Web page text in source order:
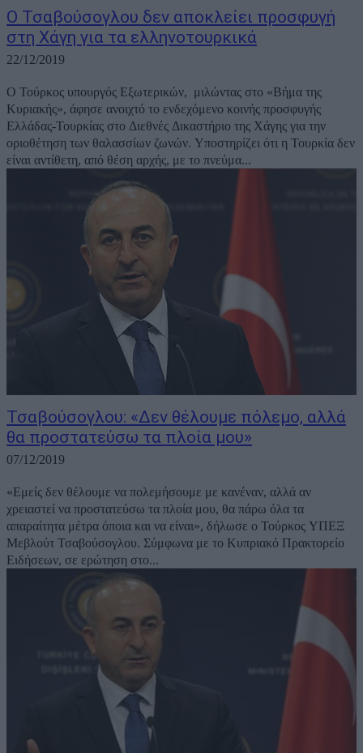
Ο Τσαβούσογλου δεν αποκλείει προσφυγή
στη Χάγη για τα ελληνοτουρκικά
22/12/2019
Ο Τούρκος υπουργός Εξωτερικών, μιλώντας στο «Βήμα της
Κυριακής», άφησε ανοιχτό το ενδεχόμενο κοινής προσφυγής
Ελλάδας-Τουρκίας στο Διεθνές Δικαστήριο της Χάγης για την
οριοθέτηση των θαλασσίων ζωνών. Υποστηρίζει ότι η Τουρκία δεν
είναι αντίθετη, από θέση αρχής, με το πνεύμα...
Τσαβούσογλου: «Δεν θέλουμε πόλεμο, αλλά
θα προστατεύσω τα πλοία μου»
07/12/2019
«Εμείς δεν θέλουμε να πολεμήσουμε με κανέναν, αλλά αν
χρειαστεί να προστατεύσω τα πλοία μου, θα πάρω όλα τα
απαραίτητα μέτρα όποια και να είναι», δήλωσε ο Τούρκος ΥΠΕΞ
Μεβλούτ Τσαβούσογλου. Σύμφωνα με το Κυπριακό Πρακτορείο
Ειδήσεων, σε ερώτηση στο...